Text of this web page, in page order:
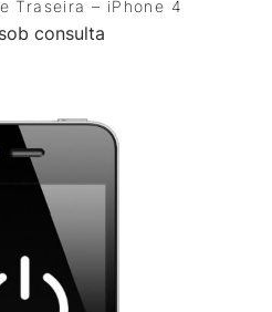
Traseira – iPhone 4
consulta